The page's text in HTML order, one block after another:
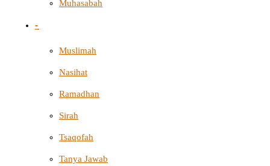
Muhasabah
-
Muslimah
Nasihat
Ramadhan
Sirah
Tsaqofah
Tanya Jawab